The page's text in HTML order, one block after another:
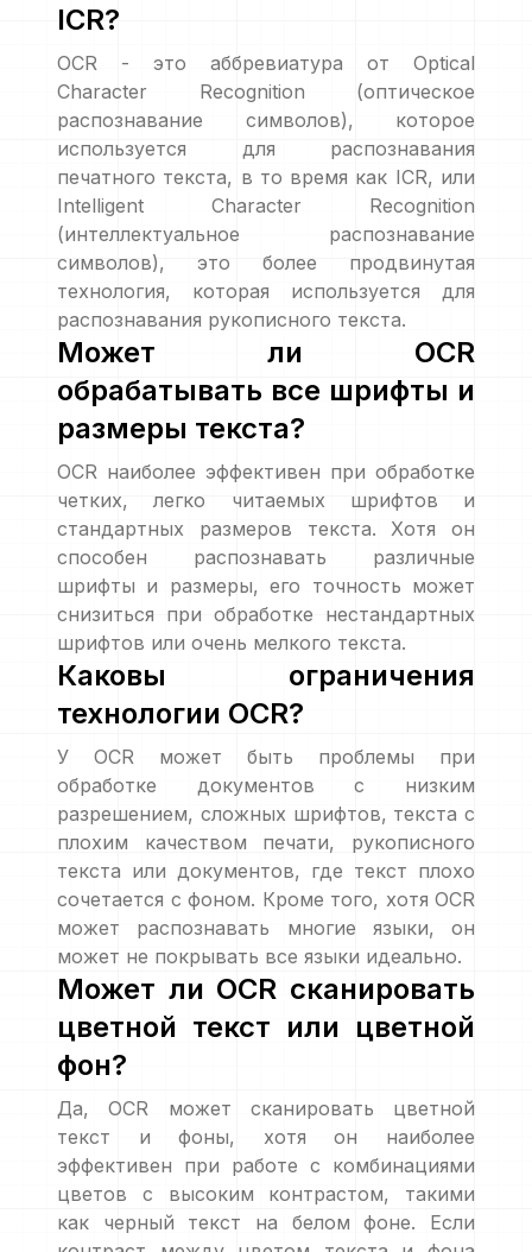
ICR?
OCR - это аббревиатура от Optical
Character Recognition (оптическое
распознавание символов), которое
используется для распознавания
печатного текста, в то время как ICR, или
Intelligent Character Recognition
(интеллектуальное распознавание
символов), это более продвинутая
технология, которая используется для
распознавания рукописного текста.
Может ли OCR
обрабатывать все шрифты и
размеры текста?
OCR наиболее эффективен при обработке
четких, легко читаемых шрифтов и
стандартных размеров текста. Хотя он
способен распознавать различные
шрифты и размеры, его точность может
снизиться при обработке нестандартных
шрифтов или очень мелкого текста.
Каковы ограничения
технологии OCR?
У OCR может быть проблемы при
обработке документов с низким
разрешением, сложных шрифтов, текста с
плохим качеством печати, рукописного
текста или документов, где текст плохо
сочетается с фоном. Кроме того, хотя OCR
может распознавать многие языки, он
может не покрывать все языки идеально.
Может ли OCR сканировать
цветной текст или цветной
фон?
Да, OCR может сканировать цветной
текст и фоны, хотя он наиболее
эффективен при работе с комбинациями
цветов с высоким контрастом, такими
как черный текст на белом фоне. Если